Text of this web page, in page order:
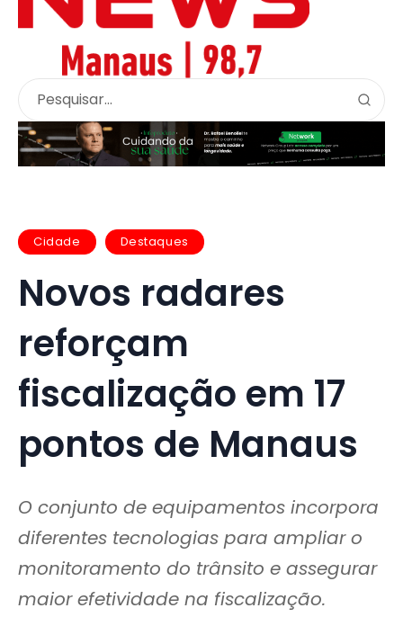
Cidade Destaques
Novos radares
reforçam
fiscalização em 17
pontos de Manaus
O conjunto de equipamentos incorpora
diferentes tecnologias para ampliar o
monitoramento do trânsito e assegurar
maior efetividade na fiscalização.